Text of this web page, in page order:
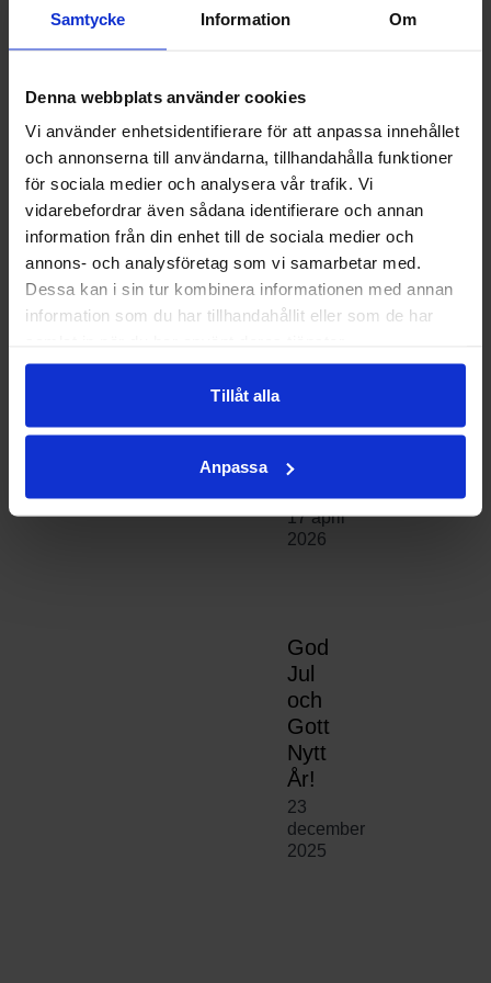
Samtycke Information Om
Denna webbplats använder cookies
Vi använder enhetsidentifierare för att anpassa innehållet
och annonserna till användarna, tillhandahålla funktioner
för sociala medier och analysera vår trafik. Vi
vidarebefordrar även sådana identifierare och annan
information från din enhet till de sociala medier och
annons- och analysföretag som vi samarbetar med.
Dessa kan i sin tur kombinera informationen med annan
information som du har tillhandahållit eller som de har
Tillåt alla
Anpassa
r
1 juni
Fartgu
23 april
bler
ställs
17 april
2026
God
Jul
och
Gott
Nytt
År!
23
december
2025